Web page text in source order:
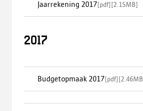
Jaarrekening 2017[pdf][2.15MB]
2017
Budgetopmaak 2017[pdf][2.46MB